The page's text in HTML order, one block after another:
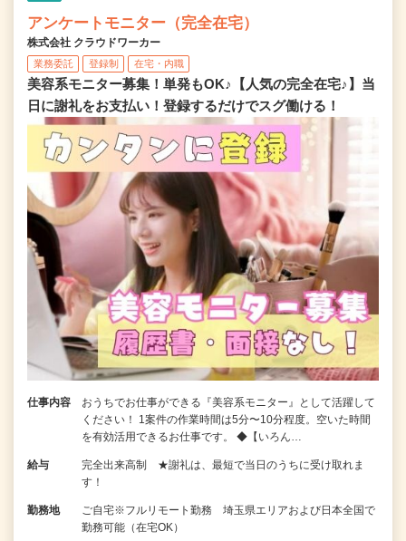
アンケートモニター（完全在宅）
株式会社 クラウドワーカー
業務委託 登録制 在宅・内職
美容系モニター募集！単発もOK♪【人気の完全在宅♪】当
日に謝礼をお支払い！登録するだけでスグ働ける！
仕事内容
おうちでお仕事ができる『美容系モニター』として活躍して
ください！ 1案件の作業時間は5分〜10分程度。空いた時間
を有効活用できるお仕事です。 ◆【いろん…
給与
完全出来高制 ★謝礼は、最短で当日のうちに受け取れま
す！
勤務地
ご自宅※フルリモート勤務 埼玉県エリアおよび日本全国で
勤務可能（在宅OK）